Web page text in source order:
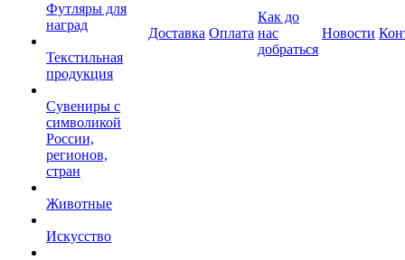
Футляры для
наград
Текстильная
продукция
Сувениры с
символикой
России,
регионов,
стран
Животные
Искусство
Доставка Оплата
Как до
нас
добраться
Новости